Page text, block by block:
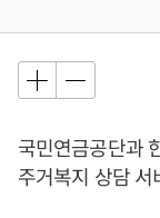
국민연금공단과
주거복지 상담